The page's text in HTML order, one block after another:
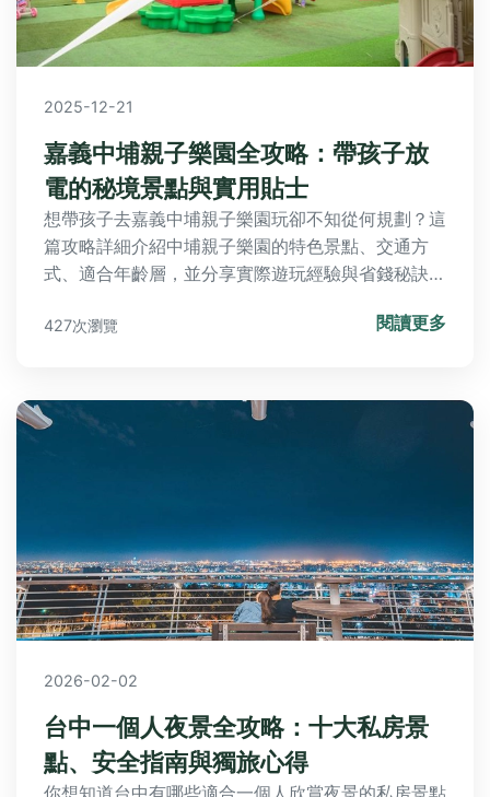
2025-12-21
嘉義中埔親子樂園全攻略：帶孩子放
電的秘境景點與實用貼士
想帶孩子去嘉義中埔親子樂園玩卻不知從何規劃？這
篇攻略詳細介紹中埔親子樂園的特色景點、交通方
式、適合年齡層，並分享實際遊玩經驗與省錢秘訣，
427次瀏覽 閱讀更多
2026-02-02
台中一個人夜景全攻略：十大私房景
點、安全指南與獨旅心得
你想知道台中有哪些適合一個人欣賞夜景的私房景點